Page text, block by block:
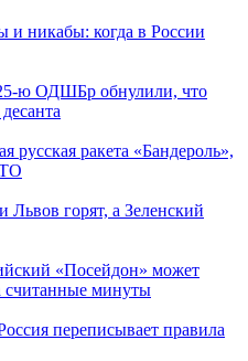
и никабы: когда в России
ю ОДШБр обнулили, что
русская ракета «Бандероль»,
горят, а Зеленский
«Посейдон» может
считанные минуты
переписывает правила